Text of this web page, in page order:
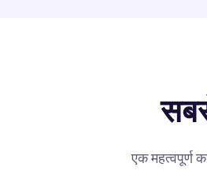
एक महत्वपूर्ण